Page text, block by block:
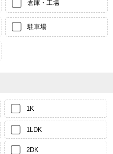
倉庫・工場
駐車場
1K
1LDK
2DK